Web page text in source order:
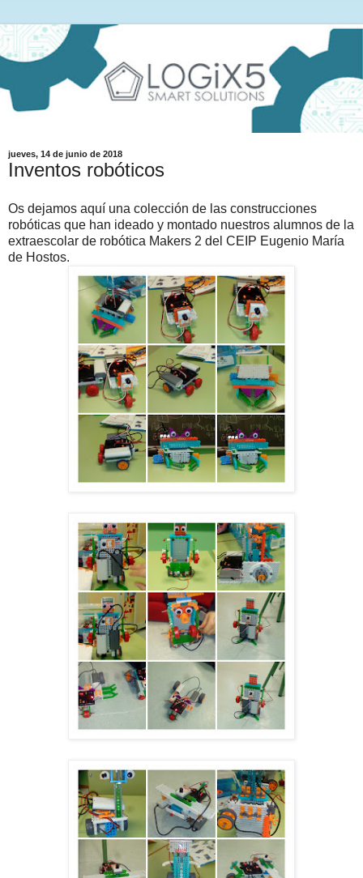
jueves, 14 de junio de 2018
Inventos robóticos
Os dejamos aquí una colección de las construcciones
robóticas que han ideado y montado nuestros alumnos de la
extraescolar de robótica Makers 2 del CEIP Eugenio María
de Hostos.